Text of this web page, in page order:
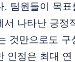
팀원들이 목
나타난 긍정
것만으로도 구
인정은 최대